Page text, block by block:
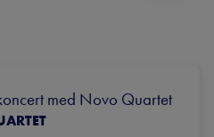
med Novo Quartet